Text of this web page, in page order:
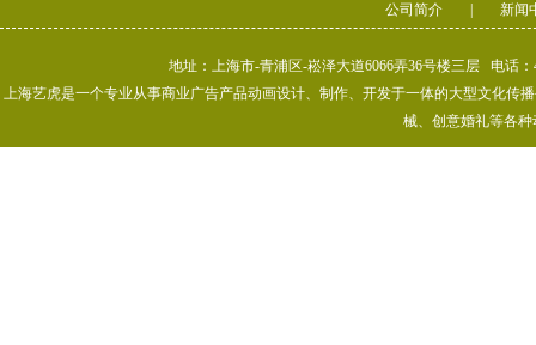
公司简介 新闻
地址：上海市-青浦区-崧泽大道6066弄36号楼三层 电话
上海艺虎是一个专业从事商业广告产品动画设计、制作、开发于一体的大型文化传
械、创意婚礼等各